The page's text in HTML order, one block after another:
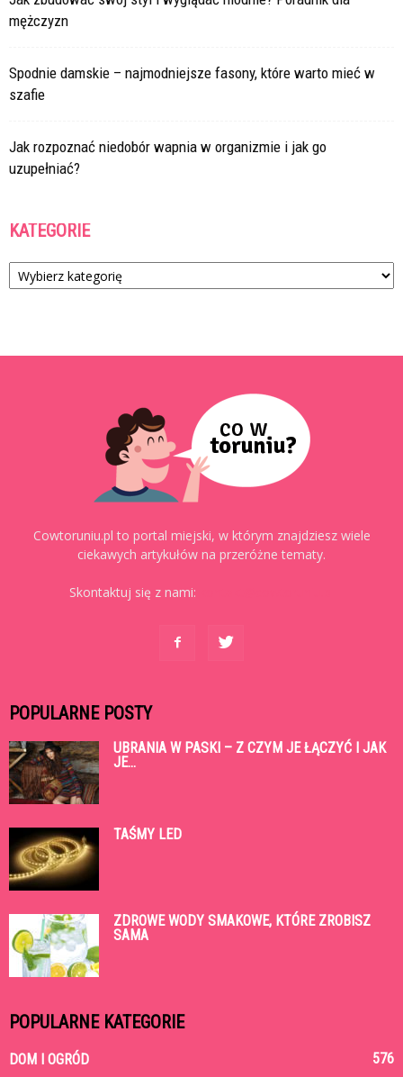
mężczyzn
Spodnie damskie – najmodniejsze fasony, które warto mieć w
szafie
Jak rozpoznać niedobór wapnia w organizmie i jak go
uzupełniać?
KATEGORIE
Kategorie
Cowtoruniu.pl to portal miejski, w którym znajdziesz wiele
ciekawych artykułów na przeróżne tematy.
Skontaktuj się z nami:
POPULARNE POSTY
UBRANIA W PASKI – Z CZYM JE ŁĄCZYĆ I JAK
JE...
TAŚMY LED
ZDROWE WODY SMAKOWE, KTÓRE ZROBISZ
SAMA
POPULARNE KATEGORIE
DOM I OGRÓD 576